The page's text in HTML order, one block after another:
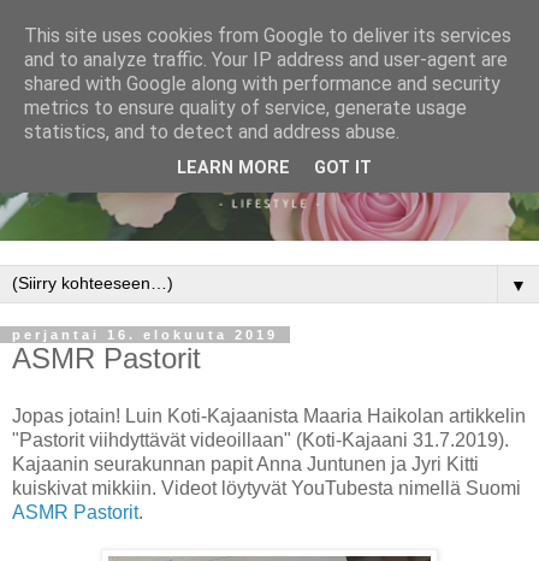
▼
perjantai 16. elokuuta 2019
ASMR Pastorit
Jopas jotain! Luin Koti-Kajaanista Maaria Haikolan artikkelin
"Pastorit viihdyttävät videoillaan" (Koti-Kajaani 31.7.2019).
Kajaanin seurakunnan papit Anna Juntunen ja Jyri Kitti
kuiskivat mikkiin. Videot löytyvät YouTubesta nimellä Suomi
ASMR Pastorit.
This site uses cookies from Google to deliver its services
and to analyze traffic. Your IP address and user-agent are
shared with Google along with performance and security
metrics to ensure quality of service, generate usage
statistics, and to detect and address abuse.
LEARN MORE GOT IT